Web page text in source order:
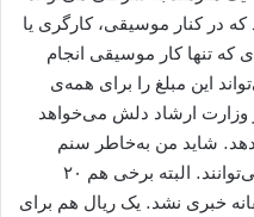
در کنار موسیقی، کارگری یا
که تنها کار موسیقی انجام
می‌تواند این مبلغ را برای همه‌ی
وزارت ارشاد دلش می‌خواهد
دهد. شاید من به‌خاطر سنم
نتوانم بیمه شوم، اما جوان‌ترها که می‌توانند. البته برخی هم ۲۰
خبری نشد. یک ریال هم برای